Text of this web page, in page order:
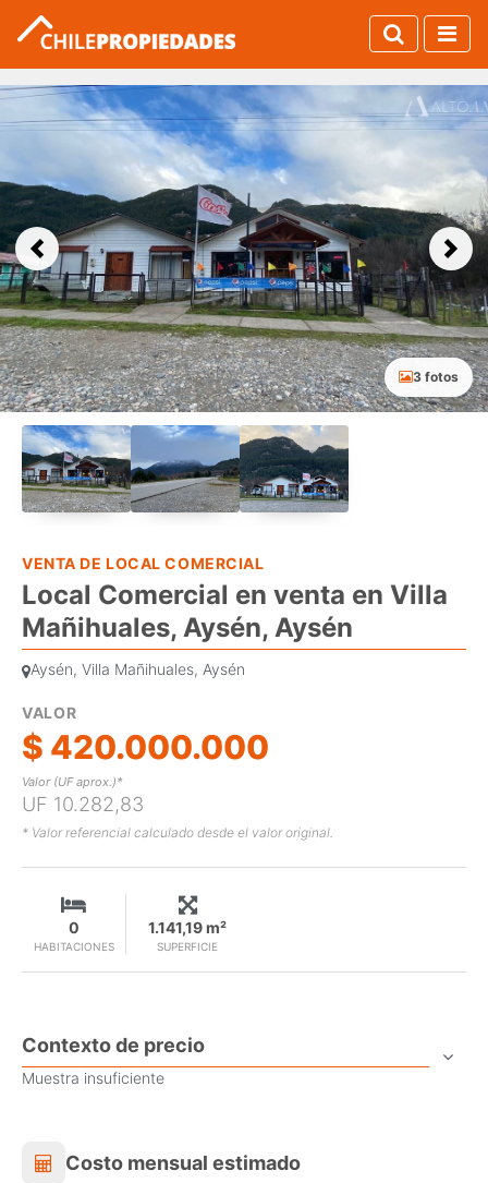
Previous Next
3 fotos
VENTA DE LOCAL COMERCIAL
Local Comercial en venta en Villa
Mañihuales, Aysén, Aysén
Aysén, Villa Mañihuales, Aysén
VALOR
$ 420.000.000
Valor (UF aprox.)*
UF 10.282,83
* Valor referencial calculado desde el valor original.
HABITACIONES
0
SUPERFICIE
1.141,19 m²
Contexto de precio
Muestra insuficiente
Costo mensual estimado
Costo mensual estimado